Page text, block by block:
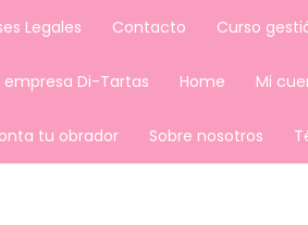
Legales Contacto Curso
Di-Tartas Home Mi
tu obrador Sobre nosotros